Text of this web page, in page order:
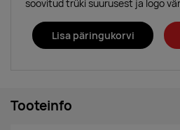
soovitud trüki suurusest ja logo
Lisa päringukorvi
Tooteinfo